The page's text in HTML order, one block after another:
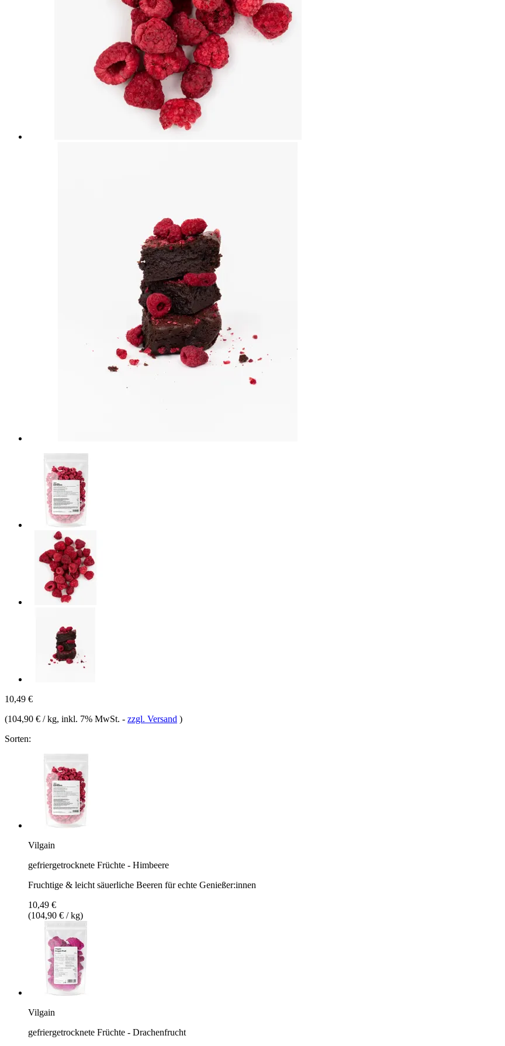
10,49 €
(104,90 € / kg, inkl. 7% MwSt. - zzgl. Versand )
Sorten:
Vilgain
gefriergetrocknete Früchte - Himbeere
Fruchtige & leicht säuerliche Beeren für echte Genießer:innen
10,49 €
(104,90 € / kg)
Vilgain
gefriergetrocknete Früchte - Drachenfrucht